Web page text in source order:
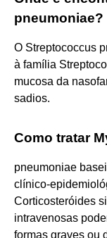
pneumoniae?
O Streptococcus
à família
mucosa da
sadios.
Como tratar
pneumoniae
clínico-
Corticosteróides
intravenosas
formas graves ou